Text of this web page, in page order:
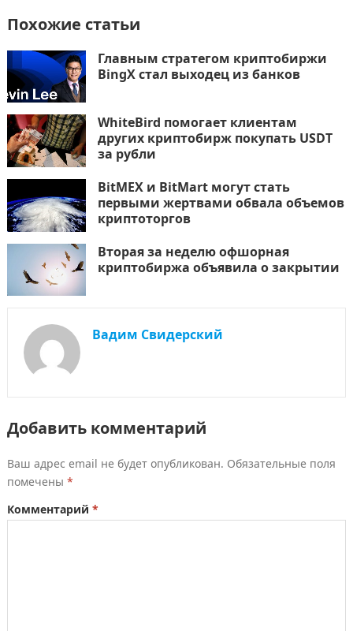
Похожие статьи
Главным стратегом криптобиржи
BingX стал выходец из банков
WhiteBird помогает клиентам
других криптобирж покупать USDT
за рубли
BitMEX и BitMart могут стать
первыми жертвами обвала объемов
криптоторгов
Вторая за неделю офшорная
криптобиржа объявила о закрытии
Вадим Свидерский
Добавить комментарий
Ваш адрес email не будет опубликован. Обязательные поля
помечены *
Комментарий *